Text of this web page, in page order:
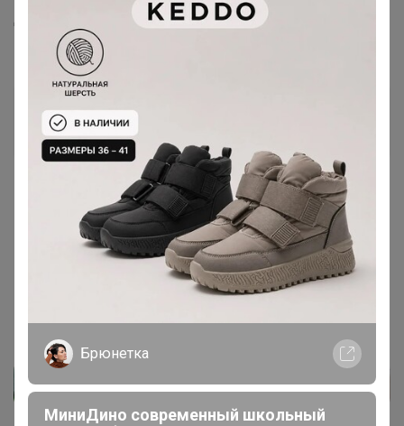
Доброе утро! А сыр Чудское озеро уже появился? К
новому году будет?
Артемида
Бронзовый организатор
16 декабря, 2022 10:29
, здравствуйте. Сегодня жду информацию от
поставщика, к вечеру должен ответить. Вроде как есть
шанс, что успеет приехать сыр к понедельнику
Брюнетка
МиниДино современный школьный